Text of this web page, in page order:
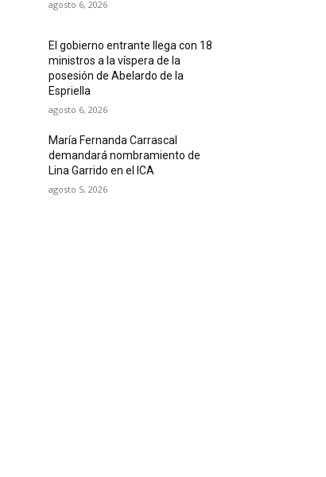
agosto 6, 2026
El gobierno entrante llega con 18
ministros a la víspera de la
posesión de Abelardo de la
Espriella
agosto 6, 2026
María Fernanda Carrascal
demandará nombramiento de
Lina Garrido en el ICA
agosto 5, 2026